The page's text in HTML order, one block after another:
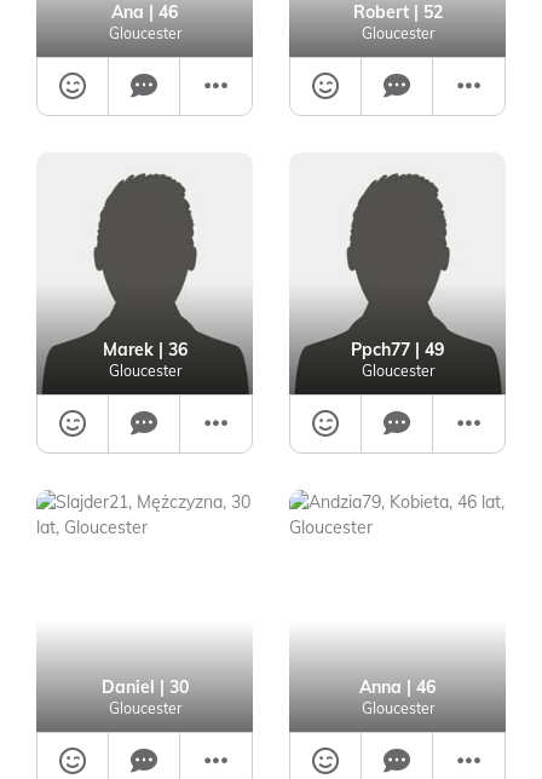
Ana | 46
Gloucester
Robert| 52
Gloucester
Marek| 36
Gloucester
Ppch77 | 49
Gloucester
Daniel | 30
Gloucester
Anna | 46
Gloucester